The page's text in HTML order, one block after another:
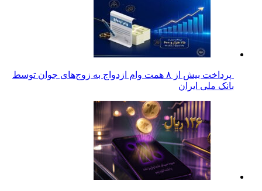
پرداخت بیش از ۸ همت وام ازدواج به زوج‌های جوان توسط
بانک ملی ایران